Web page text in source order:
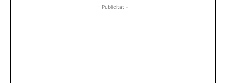
- Publicitat -